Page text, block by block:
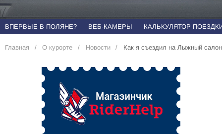
ВПЕРВЫЕ В ПОЛЯНЕ? ВЕБ-КАМЕРЫ КАЛЬКУЛЯТОР
Главная О курорте Новости Как я съездил на Лыжный